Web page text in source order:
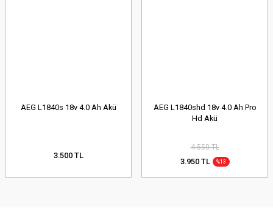
AEG L1840s 18v 4.0 Ah Akü
3.500 TL
AEG L1840shd 18v 4.0 Ah Pro
Hd Akü
4.550 TL
3.950 TL %13